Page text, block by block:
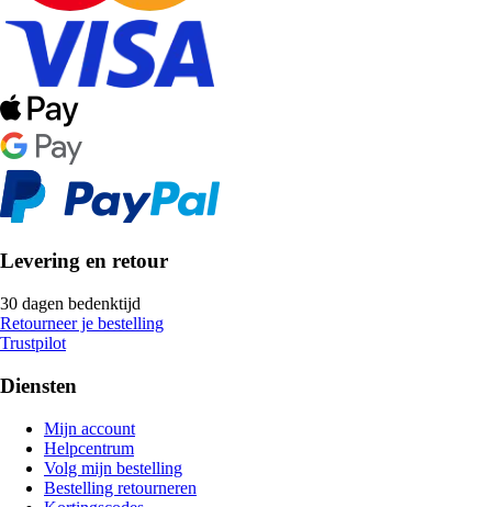
Levering en retour
30 dagen bedenktijd
Retourneer je bestelling
Trustpilot
Diensten
Mijn account
Helpcentrum
Volg mijn bestelling
Bestelling retourneren